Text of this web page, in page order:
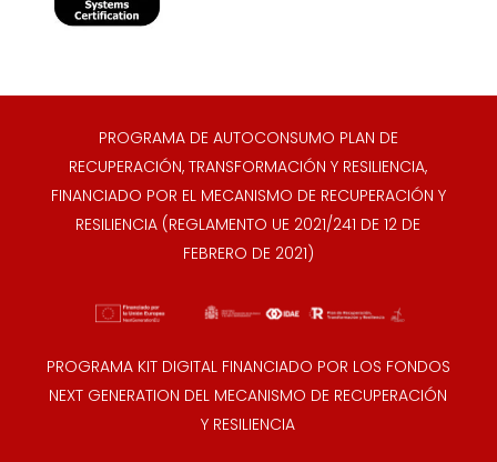
PROGRAMA DE AUTOCONSUMO PLAN DE
RECUPERACIÓN, TRANSFORMACIÓN Y RESILIENCIA,
FINANCIADO POR EL MECANISMO DE RECUPERACIÓN Y
RESILIENCIA (REGLAMENTO UE 2021/241 DE 12 DE
FEBRERO DE 2021)
PROGRAMA KIT DIGITAL FINANCIADO POR LOS FONDOS
NEXT GENERATION DEL MECANISMO DE RECUPERACIÓN
Y RESILIENCIA